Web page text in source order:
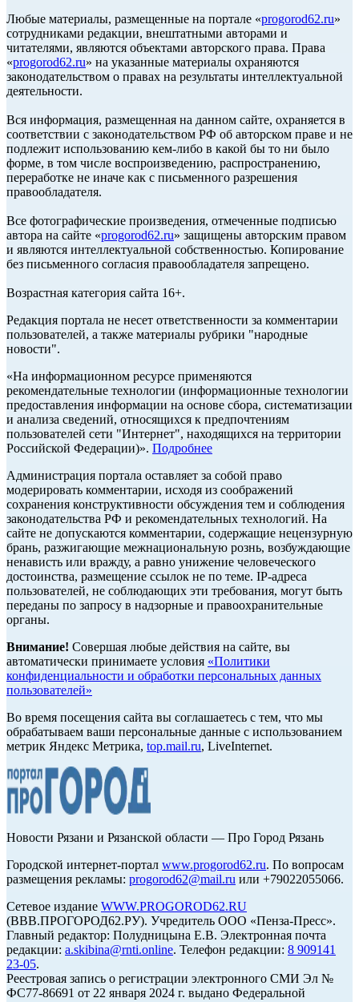
Любые материалы, размещенные на портале «progorod62.ru»
сотрудниками редакции, внештатными авторами и
читателями, являются объектами авторского права. Права
«progorod62.ru» на указанные материалы охраняются
законодательством о правах на результаты интеллектуальной
деятельности.
Вся информация, размещенная на данном сайте, охраняется в
соответствии с законодательством РФ об авторском праве и не
подлежит использованию кем-либо в какой бы то ни было
форме, в том числе воспроизведению, распространению,
переработке не иначе как с письменного разрешения
правообладателя.
Все фотографические произведения, отмеченные подписью
автора на сайте «progorod62.ru» защищены авторским правом
и являются интеллектуальной собственностью. Копирование
без письменного согласия правообладателя запрещено.
Возрастная категория сайта 16+.
Редакция портала не несет ответственности за комментарии
пользователей, а также материалы рубрики "народные
новости".
«На информационном ресурсе применяются
рекомендательные технологии (информационные технологии
предоставления информации на основе сбора, систематизации
и анализа сведений, относящихся к предпочтениям
пользователей сети "Интернет", находящихся на территории
Российской Федерации)». Подробнее
Администрация портала оставляет за собой право
модерировать комментарии, исходя из соображений
сохранения конструктивности обсуждения тем и соблюдения
законодательства РФ и рекомендательных технологий. На
сайте не допускаются комментарии, содержащие нецензурную
брань, разжигающие межнациональную рознь, возбуждающие
ненависть или вражду, а равно унижение человеческого
достоинства, размещение ссылок не по теме. IP-адреса
пользователей, не соблюдающих эти требования, могут быть
переданы по запросу в надзорные и правоохранительные
органы.
Внимание! Совершая любые действия на сайте, вы
автоматически принимаете условия «Политики
конфиденциальности и обработки персональных данных
пользователей»
Во время посещения сайта вы соглашаетесь с тем, что мы
обрабатываем ваши персональные данные с использованием
метрик Яндекс Метрика, top.mail.ru, LiveInternet.
Новости Рязани и Рязанской области — Про Город Рязань
Городской интернет-портал www.progorod62.ru. По вопросам
размещения рекламы: progorod62@mail.ru или +79022055066.
Сетевое издание WWW.PROGOROD62.RU
(ВВВ.ПРОГОРОД62.РУ). Учредитель ООО «Пенза-Пресс».
Главный редактор: Полудницына Е.В. Электронная почта
редакции: a.skibina@rnti.online. Телефон редакции: 8 909141
23-05.
Реестровая запись о регистрации электронного СМИ Эл №
ФС77-86691 от 22 января 2024 г. выдано Федеральной